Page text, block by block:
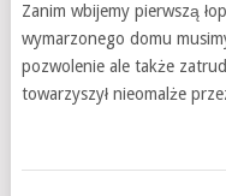
Zanim wbijemy pierwszą
wymarzonego domu
pozwolenie ale także
towarzyszył nieomalże